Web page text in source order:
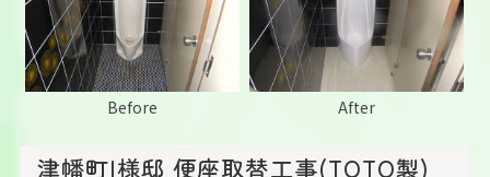
Before After
津幡町I様邸 便座取替工事(TOTO製)